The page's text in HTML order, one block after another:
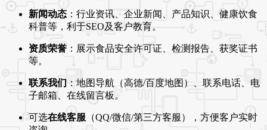
新闻动态 ：行业资讯、企业新闻、产品知识、健康饮食
科普等，利于SEO及客户教育。
资质荣誉 ：展示食品安全许可证、检测报告、获奖证书
等。
联系我们：地图导航（高德/百度地图）、联系电话、电
子邮箱、在线留言板。
可选在线客服 （QQ/微信/第三方客服），方便客户实时